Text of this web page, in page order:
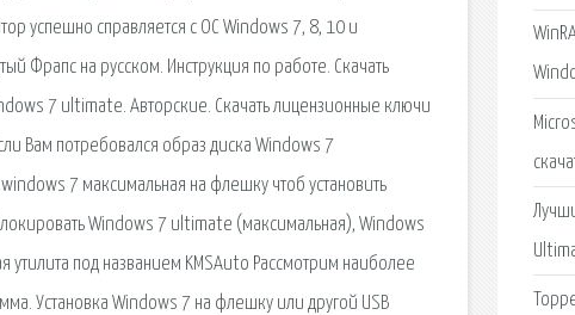
успешно справляется с ОС Windows 7, 8, 10 и
Фрапс на русском. Инструкция по работе. Скачать
7 ultimate. Авторские. Скачать лицензионные ключи
Вам потребовался образ диска Windows 7
7 максимальная на флешку чтоб установить
Windows 7 ultimate (максимальная), Windows
под названием KMSAuto Рассмотрим наиболее
Установка Windows 7 на флешку или другой USB